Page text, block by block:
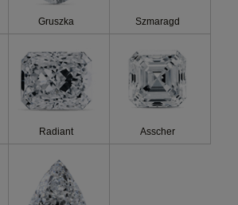
Gruszka Szmaragd
Radiant Asscher